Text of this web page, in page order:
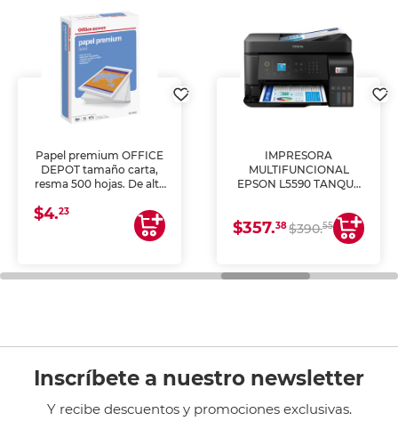
Papel premium OFFICE
DEPOT tamaño carta,
resma 500 hojas. De alta
uniforme, ideal para
impresoras de inyección
de tinta y láser,
general de oficina.
$4.23
IMPRESORA
MULTIFUNCIONAL
EPSON L5590 TANQUE
COPIA Y ESCANEA)
$357.38$390.55
Inscríbete a nuestro newsletter
Y recibe descuentos y promociones exclusivas.